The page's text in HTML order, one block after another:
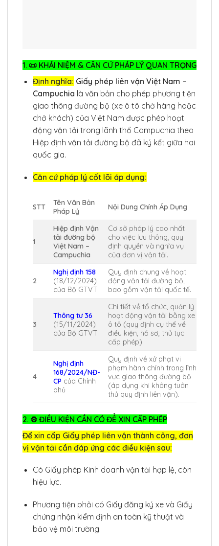
1. 📜 KHÁI NIỆM & CĂN CỨ PHÁP LÝ QUAN TRỌNG
Định nghĩa: Giấy phép liên vận Việt Nam –
Campuchia là văn bản cho phép phương tiện
giao thông đường bộ (xe ô tô chở hàng hoặc
chở khách) của Việt Nam được phép hoạt
động vận tải trong lãnh thổ Campuchia theo
Hiệp định vận tải đường bộ đã ký kết giữa hai
quốc gia.
Căn cứ pháp lý cốt lõi áp dụng:
STT
Tên Văn Bản
Pháp Lý
Nội Dung Chính Áp Dụng
1
Hiệp định Vận
tải đường bộ
Việt Nam –
Campuchia
Cơ sở pháp lý cao nhất
cho việc lưu thông, quy
định quyền và nghĩa vụ
của đơn vị vận tải.
2
Nghị định 158
(18/12/2024)
của Bộ GTVT
Quy định chung về hoạt
động vận tải đường bộ,
bao gồm vận tải quốc tế.
3
Thông tư 36
(15/11/2024)
của Bộ GTVT
Chi tiết về tổ chức, quản lý
hoạt động vận tải bằng xe
ô tô (quy định cụ thể về
điều kiện, hồ sơ, thủ tục
cấp phép).
4
Nghị định
168/2024/NĐ-
CP của Chính
phủ
Quy định về xử phạt vi
phạm hành chính trong lĩnh
vực giao thông đường bộ
(áp dụng khi không tuân
thủ quy định liên vận).
2. ⚙️ ĐIỀU KIỆN CẦN CÓ ĐỂ XIN CẤP PHÉP
Để xin cấp Giấy phép liên vận thành công, đơn
vị vận tải cần đáp ứng các điều kiện sau:
Có Giấy phép Kinh doanh vận tải hợp lệ, còn
hiệu lực.
Phương tiện phải có Giấy đăng ký xe và Giấy
chứng nhận kiểm định an toàn kỹ thuật và
bảo vệ môi trường.